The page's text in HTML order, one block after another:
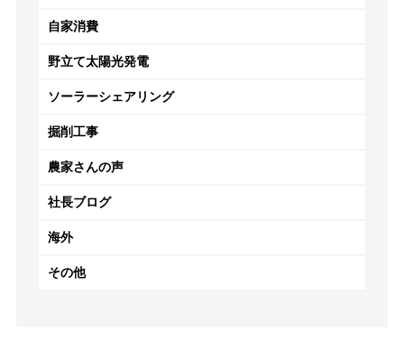
自家消費
野立て太陽光発電
ソーラーシェアリング
掘削工事
農家さんの声
社長ブログ
海外
その他